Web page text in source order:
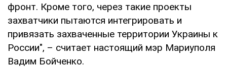
фронт. Кроме того, через такие проекты
захватчики пытаются интегрировать и
привязать захваченные территории Украины к
России", – считает настоящий мэр Мариуполя
Вадим Бойченко.